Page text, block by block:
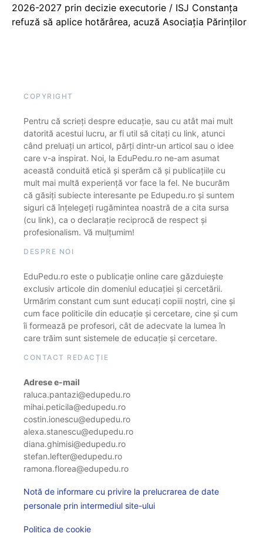
2026-2027 prin decizie executorie / ISJ Constanța
refuză să aplice hotărârea, acuză Asociația Părinților
COPYRIGHT
Pentru că scrieți despre educație, sau cu atât mai mult
datorită acestui lucru, ar fi util să citați cu link, atunci
când preluați un articol, părți dintr-un articol sau o idee
care v-a inspirat. Noi, la EduPedu.ro ne-am asumat
această conduită etică și sperăm că și publicațiile cu
mult mai multă experiență vor face la fel. Ne bucurăm
că găsiți subiecte interesante pe Edupedu.ro și suntem
siguri că înțelegeți rugămintea noastră de a cita sursa
(cu link), ca o declarație reciprocă de respect și
profesionalism. Vă mulțumim!
DESPRE NOI
EduPedu.ro este o publicație online care găzduiește
exclusiv articole din domeniul educației și cercetării.
Urmărim constant cum sunt educați copiii noștri, cine și
cum face politicile din educație și cercetare, cine și cum
îi formează pe profesori, cât de adecvate la lumea în
care trăim sunt sistemele de educație și cercetare.
CONTACT REDACȚIE
Adrese e-mail
raluca.pantazi@edupedu.ro
mihai.peticila@edupedu.ro
costin.ionescu@edupedu.ro
alexa.stanescu@edupedu.ro
diana.ghimisi@edupedu.ro
stefan.lefter@edupedu.ro
ramona.florea@edupedu.ro
Notă de informare cu privire la prelucrarea de date
personale prin intermediul site-ului
Politica de cookie